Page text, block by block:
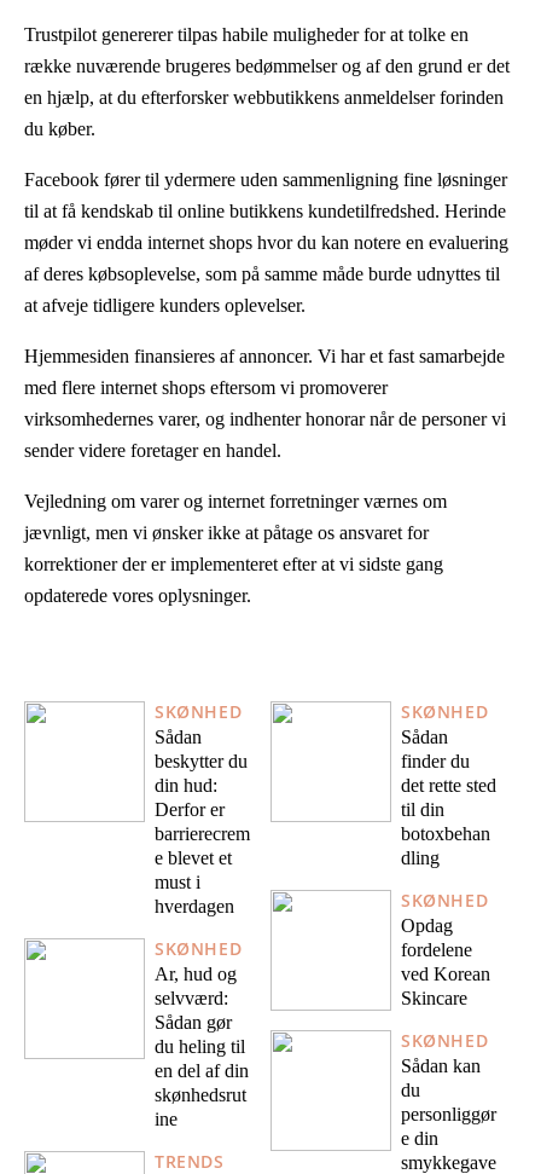
Trustpilot genererer tilpas habile muligheder for at tolke en
række nuværende brugeres bedømmelser og af den grund er det
en hjælp, at du efterforsker webbutikkens anmeldelser forinden
du køber.
Facebook fører til ydermere uden sammenligning fine løsninger
til at få kendskab til online butikkens kundetilfredshed. Herinde
møder vi endda internet shops hvor du kan notere en evaluering
af deres købsoplevelse, som på samme måde burde udnyttes til
at afveje tidligere kunders oplevelser.
Hjemmesiden finansieres af annoncer. Vi har et fast samarbejde
med flere internet shops eftersom vi promoverer
virksomhedernes varer, og indhenter honorar når de personer vi
sender videre foretager en handel.
Vejledning om varer og internet forretninger værnes om
jævnligt, men vi ønsker ikke at påtage os ansvaret for
korrektioner der er implementeret efter at vi sidste gang
opdaterede vores oplysninger.
SKØNHED
Sådan
beskytter du
din hud:
Derfor er
barrierecrem
e blevet et
must i
hverdagen
SKØNHED
Ar, hud og
selvværd:
Sådan gør
du heling til
en del af din
skønhedsrut
ine
TRENDS
SKØNHED
Sådan
finder du
det rette sted
til din
botoxbehan
dling
SKØNHED
Opdag
fordelene
ved Korean
Skincare
SKØNHED
Sådan kan
du
personliggør
e din
smykkegave